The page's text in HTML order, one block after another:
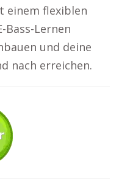
einem flexiblen
Bass-Lernen
und deine
nach erreichen.